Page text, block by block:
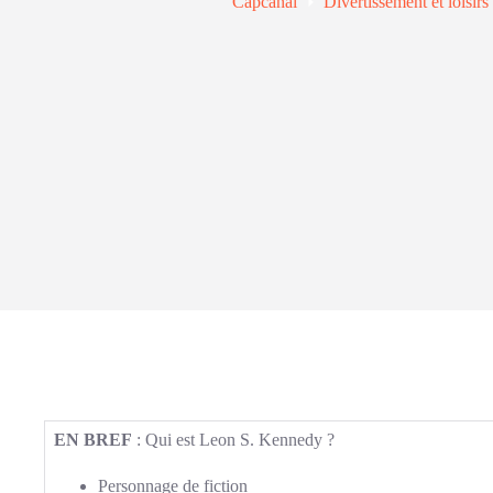
EN BREF : Qui est Leon S. Kennedy ?
Personnage de fiction